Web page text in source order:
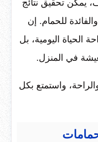
يمكن تحقيق نتائج
للحمام. إن
الحياة اليومية، بل
في المنزل.
واستمتع بكل